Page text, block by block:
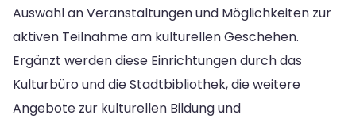
Auswahl an Veranstaltungen und Möglichkeiten zur
aktiven Teilnahme am kulturellen Geschehen.
Ergänzt werden diese Einrichtungen durch das
Kulturbüro und die Stadtbibliothek, die weitere
Angebote zur kulturellen Bildung und